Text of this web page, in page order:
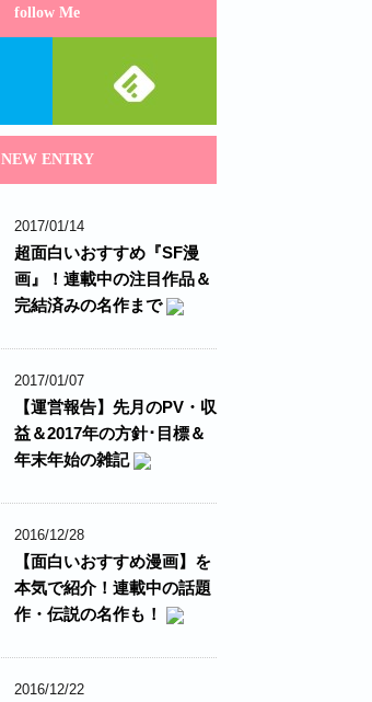
follow Me
NEW ENTRY
2017/01/14
超面白いおすすめ『SF漫
画』！連載中の注目作品＆
完結済みの名作まで
2017/01/07
【運営報告】先月のPV・収
益＆2017年の方針･目標＆
年末年始の雑記
2016/12/28
【面白いおすすめ漫画】を
本気で紹介！連載中の話題
作・伝説の名作も！
2016/12/22